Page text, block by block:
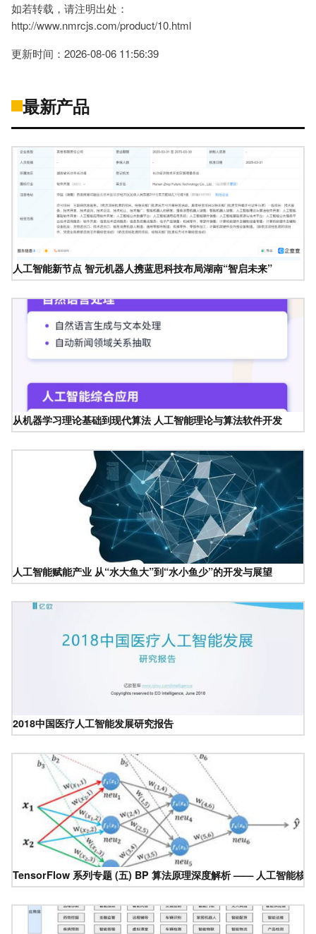
如若转载，请注明出处：
http://www.nmrcjs.com/product/10.html
更新时间：2026-08-06 11:56:39
最新产品
人工智能新节点 智元机器人携蓝思科技布局湖南“智启未来”
从机器学习理论基础到现代算法 人工智能理论与算法软件开发
人工智能赋能产业 从“水大鱼大”到“水小鱼少”的开发与展望
2018中国医疗人工智能发展研究报告
TensorFlow 系列专题 (五) BP 算法原理深度解析 —— 人工智能核心